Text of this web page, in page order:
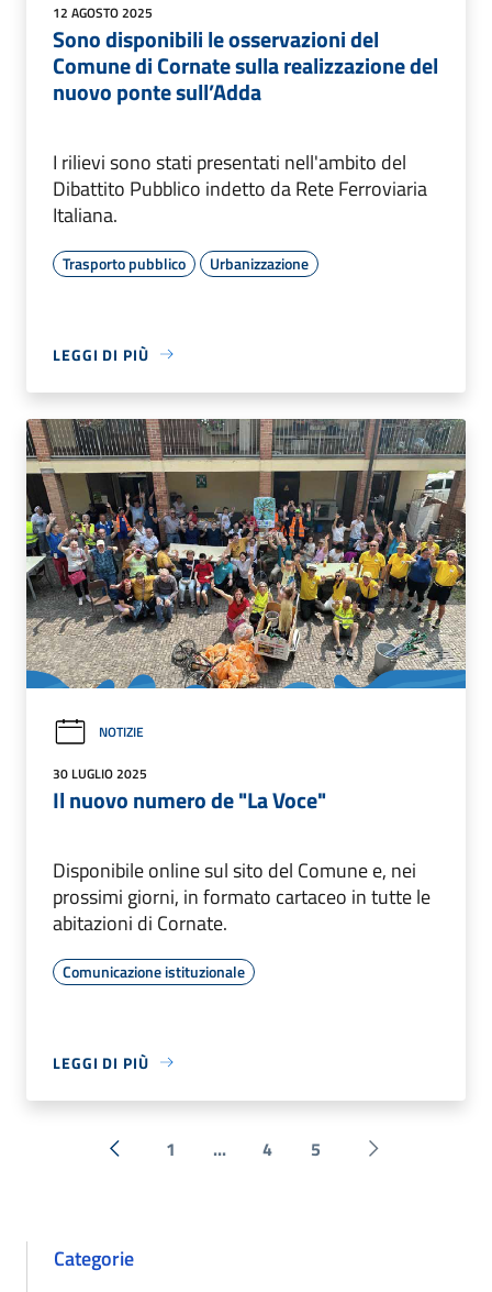
12 AGOSTO 2025
Sono disponibili le osservazioni del
Comune di Cornate sulla realizzazione del
nuovo ponte sull’Adda
I rilievi sono stati presentati nell'ambito del
Dibattito Pubblico indetto da Rete Ferroviaria
Italiana.
Trasporto pubblico Urbanizzazione
LEGGI DI PIÙ
NOTIZIE
30 LUGLIO 2025
Il nuovo numero de "La Voce"
Disponibile online sul sito del Comune e, nei
prossimi giorni, in formato cartaceo in tutte le
abitazioni di Cornate.
Comunicazione istituzionale
LEGGI DI PIÙ
« Precedente
1 ... 4 5 Successiva »
Categorie